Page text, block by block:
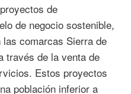
de
de negocio sostenible,
comarcas Sierra de
través de la venta de
Estos proyectos
población inferior a